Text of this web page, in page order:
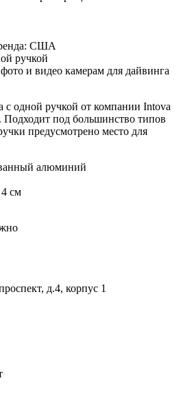
США
ручкой
и видео камерам для дайвинга
с одной ручкой от компании Intova
Подходит под большинство типов
предусмотрено место для
алюминий
см
д.4, корпус 1